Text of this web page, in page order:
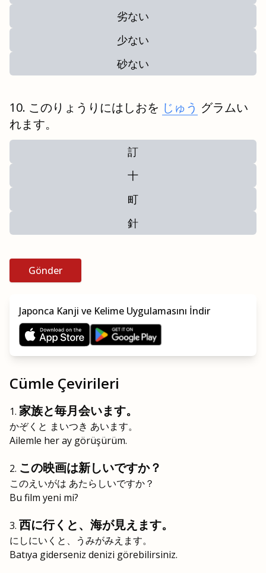
劣ない
少ない
砂ない
このりょうりにはしおを じゅう グラムい
れます。
訂
十
町
針
Gönder
Japonca Kanji ve Kelime Uygulamasını İndir
Cümle Çevirileri
家族と毎月会います。
かぞくと まいつき あいます。
Ailemle her ay görüşürüm.
この映画は新しいですか？
このえいがは あたらしいですか？
Bu film yeni mi?
西に行くと、海が見えます。
にしにいくと、うみがみえます。
Batıya giderseniz denizi görebilirsiniz.